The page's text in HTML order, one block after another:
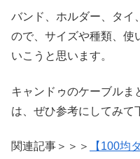
バンド、ホルダー、タイ
ので、サイズや種類、使
いこうと思います。
キャンドゥのケーブルま
は、ぜひ参考にしてみて
関連記事＞＞＞
【100均